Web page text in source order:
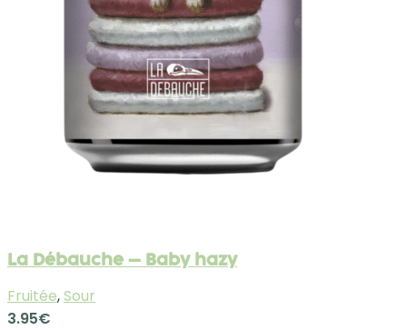
La Débauche – Baby hazy
Fruitée,Sour
3.95€